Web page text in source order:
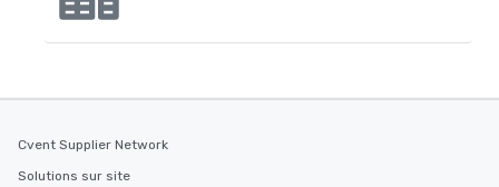
Cvent Supplier Network
Solutions sur site